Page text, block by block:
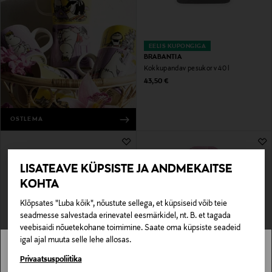
LISATEAVE KÜPSISTE JA ANDMEKAITSE
KOHTA
Klõpsates "Luba kõik", nõustute sellega, et küpsiseid võib teie
seadmesse salvestada erinevatel eesmärkidel, nt. B. et tagada
veebisaidi nõuetekohane toimimine. Saate oma küpsiste seadeid
igal ajal muuta selle lehe allosas.
Privaatsuspoliitika
OSTLEMA
EELIS KUPONGIGA
BRABANTIA
Kokkupandav pesukorv 40 l
Original Price
43,50 €
BRABANTIA
Stockmann pole Sinu riigis saadaval.